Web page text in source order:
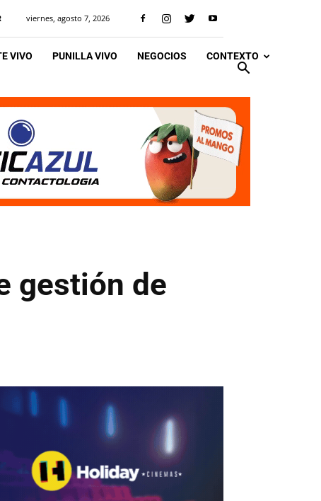
viernes, agosto 7, 2026
VIVO PUNILLA VIVO NEGOCIOS CONTEXTO
gestión de